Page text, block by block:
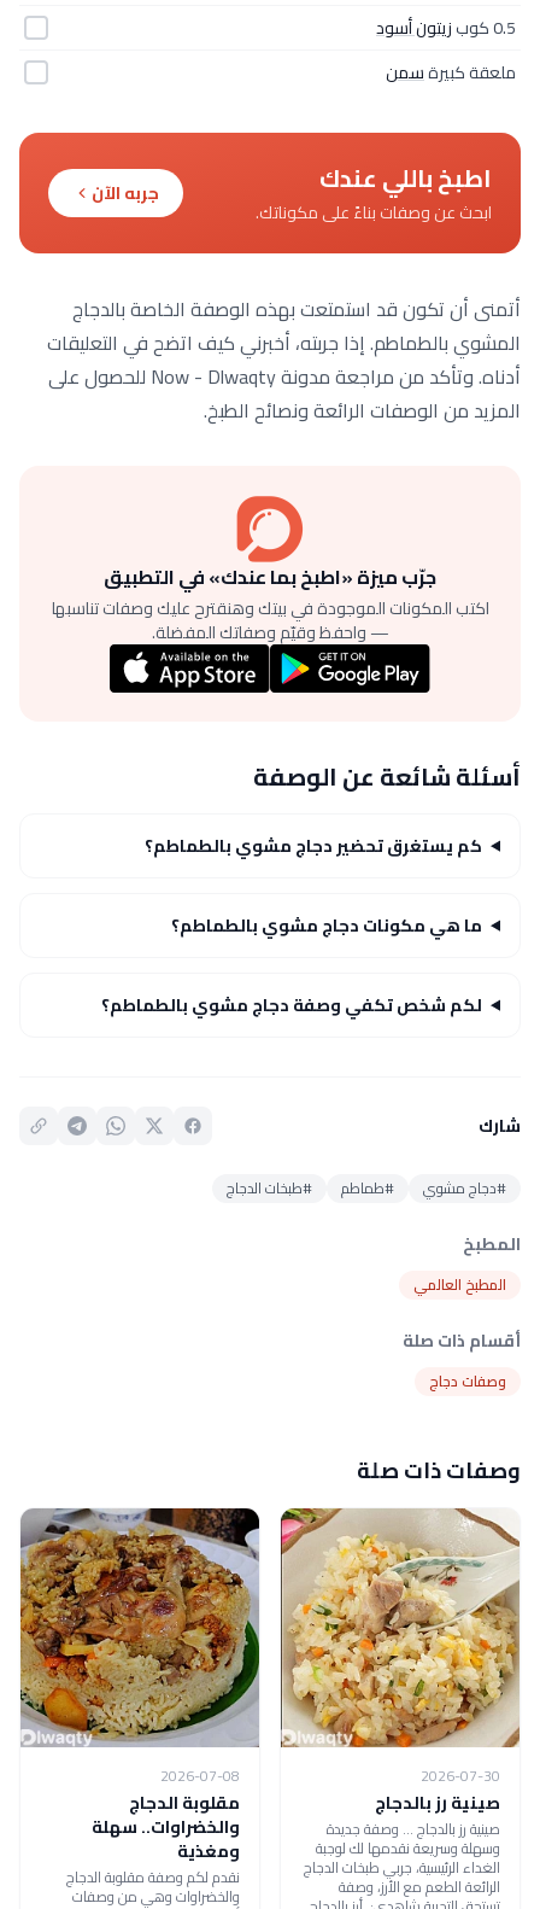
0.5 كوب
زيتون أسود
ملعقة كبيرةسمن
اطبخ باللي عندك
ابحث عن وصفات بناءً على مكوناتك.
جربه الآن
أتمنى أن تكون قد استمتعت بهذه الوصفة الخاصة بالدجاج
المشوي بالطماطم. إذا جربته، أخبرني كيف اتضح في التعليقات
أدناه. وتأكد من مراجعة مدونة Now - Dlwaqty للحصول على
المزيد من الوصفات الرائعة ونصائح الطبخ.
جرّب ميزة «اطبخ بما عندك» في التطبيق
اكتب المكونات الموجودة في بيتك وهنقترح عليك وصفات تناسبها
— واحفظ وقيّم وصفاتك المفضلة.
أسئلة شائعة عن الوصفة
كم يستغرق تحضير دجاج مشوي بالطماطم؟
ما هي مكونات دجاج مشوي بالطماطم؟
لكم شخص تكفي وصفة دجاج مشوي بالطماطم؟
شارك
#دجاج مشوي #طماطم #طبخات الدجاج
المطبخ
المطبخ العالمي
أقسام ذات صلة
وصفات دجاج
وصفات ذات صلة
2026-07-30
صينية رز بالدجاج
صينية رز بالدجاج ... وصفة جديدة
وسهلة وسريعة نقدمها لك لوجبة
الغداء الرئيسية، جربي طبخات الدجاج
الرائعة الطعم مع الأرز، وصفة
2026-07-08
مقلوبة الدجاج
والخضراوات.. سهلة
ومغذية
نقدم لكم وصفة مقلوبة الدجاج
والخضراوات وهي من وصفات